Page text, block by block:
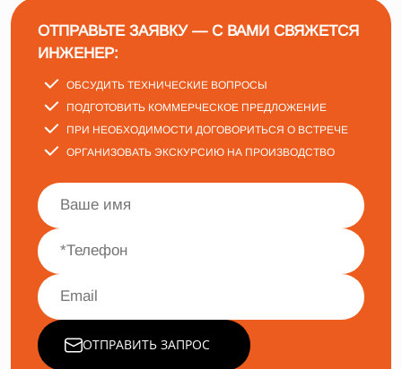
ОТПРАВЬТЕ ЗАЯВКУ — С ВАМИ СВЯЖЕТСЯ
ИНЖЕНЕР:
ОБСУДИТЬ ТЕХНИЧЕСКИЕ ВОПРОСЫ
ПОДГОТОВИТЬ КОММЕРЧЕСКОЕ ПРЕДЛОЖЕНИЕ
ПРИ НЕОБХОДИМОСТИ ДОГОВОРИТЬСЯ О ВСТРЕЧЕ
ОРГАНИЗОВАТЬ ЭКСКУРСИЮ НА ПРОИЗВОДСТВО
ОТПРАВИТЬ ЗАПРОС